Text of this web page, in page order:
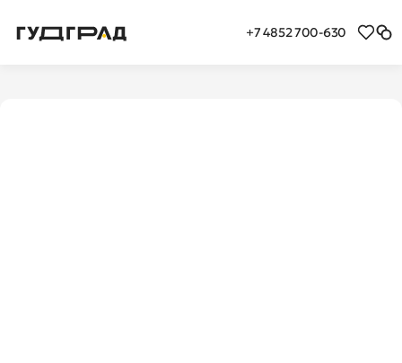
+7 4852 700-630